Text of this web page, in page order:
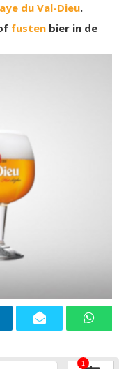
du Val-Dieu.
fusten bier in de
1